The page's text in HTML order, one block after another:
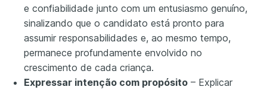
e confiabilidade junto com um entusiasmo genuíno,
sinalizando que o candidato está pronto para
assumir responsabilidades e, ao mesmo tempo,
permanece profundamente envolvido no
crescimento de cada criança.
Expressar intenção com propósito – Explicar